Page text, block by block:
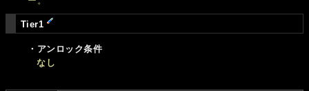
Tier1
・アンロック条件
なし